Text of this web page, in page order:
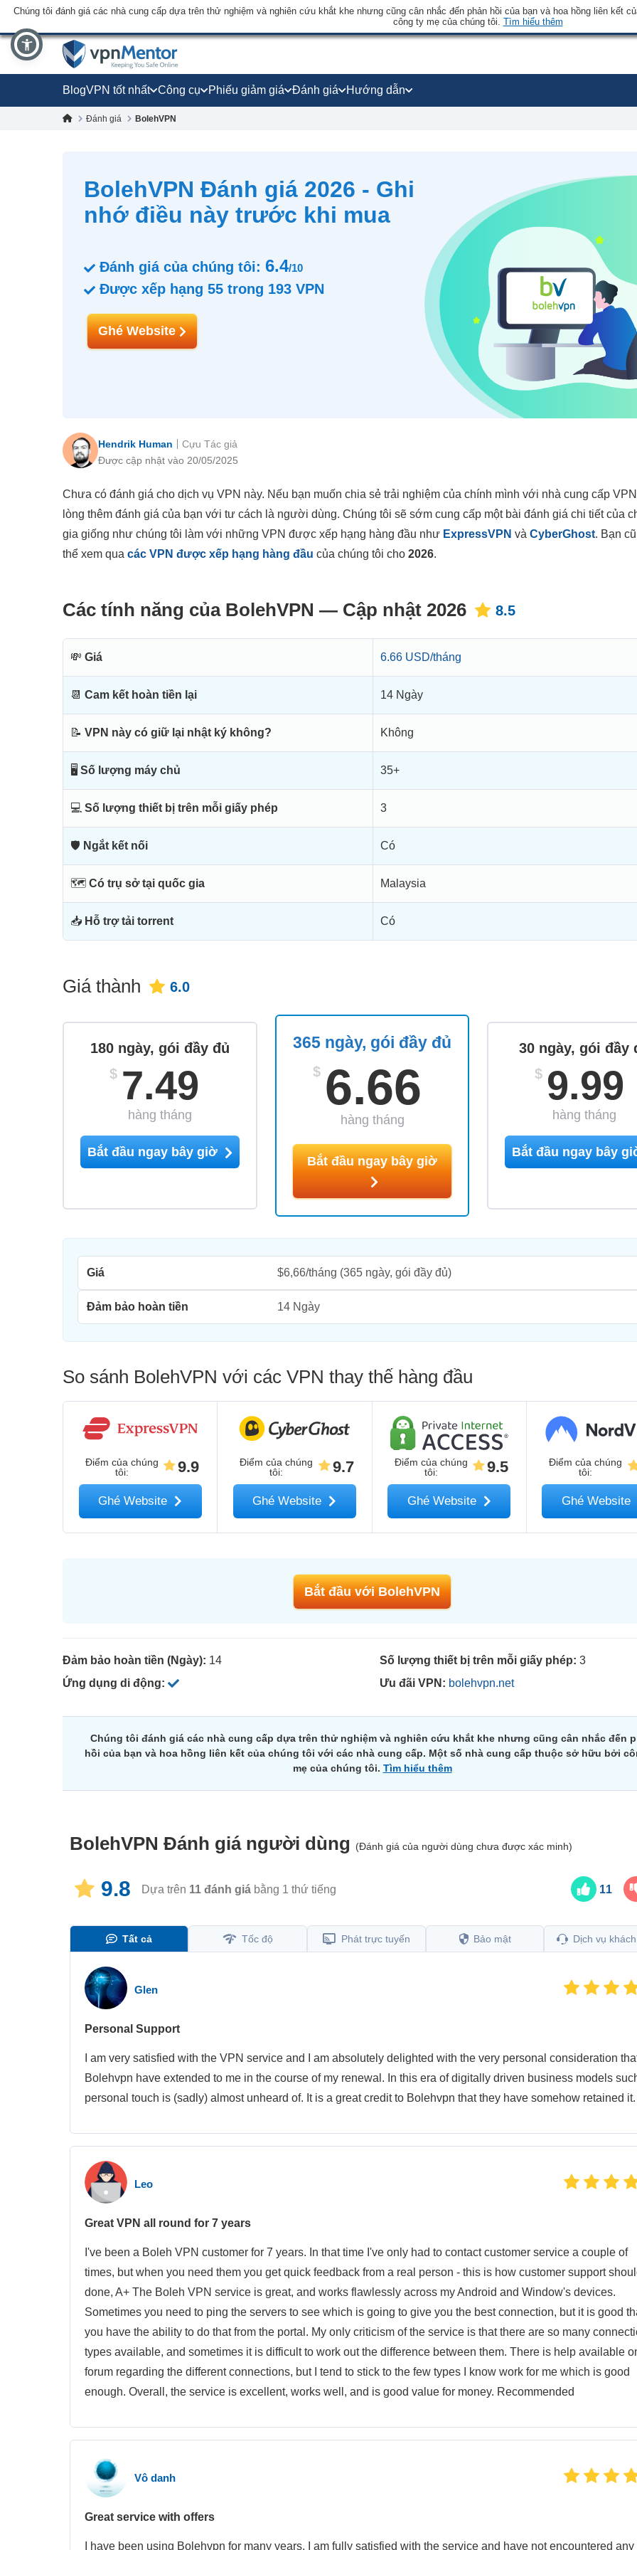
Chúng tôi đánh giá các nhà cung cấp dựa trên thử nghiệm và nghiên cứu khắt khe nhưng cũng cân nhắc đến phản hồi của bạn và hoa hồng liên
công ty mẹ của chúng tôi. Tìm hiểu thêm
BlogVPN tốt nhất Công cụ Phiếu giảm giá Đánh giá Hướng dẫn
Đánh giá BolehVPN
BolehVPN Đánh giá 2026 - Ghi
nhớ điều này trước khi mua
Đánh giá của chúng tôi: 6.4/10
Được xếp hạng 55 trong 193 VPN
Ghé Website
Hendrik Human
Được cập nhật vào 20/05/2025
Cựu Tác giả
Chưa có đánh giá cho dịch vụ VPN này. Nếu bạn muốn chia sẻ trải nghiệm của chính mình với nhà cung cấp
lòng thêm đánh giá của bạn với tư cách là người dùng. Chúng tôi sẽ sớm cung cấp một bài đánh giá chi tiết của
gia giống như chúng tôi làm với những VPN được xếp hạng hàng đầu như ExpressVPN và CyberGhost. Bạn
thể xem qua các VPN được xếp hạng hàng đầu của chúng tôi cho 2026.
Các tính năng của BolehVPN — Cập nhật 2026 8.5
💸 Giá 6.66 USD/tháng
📆 Cam kết hoàn tiền lại 14 Ngày
📝 VPN này có giữ lại nhật ký không? Không
🖥 Số lượng máy chủ 35+
💻 Số lượng thiết bị trên mỗi giấy phép 3
🛡 Ngắt kết nối Có
🗺 Có trụ sở tại quốc gia Malaysia
📥 Hỗ trợ tải torrent Có
Giá thành 6.0
365 ngày, gói đầy đủ
$ 6.66
hàng tháng
Bắt đầu ngay bây giờ
180 ngày, gói đầy đủ
$ 7.49
hàng tháng
Bắt đầu ngay bây giờ
30 ngày, gói đầy
$ 9.99
hàng tháng
Bắt đầu ngay bây
Giá $6,66/tháng (365 ngày, gói đầy đủ)
Đảm bảo hoàn tiền 14 Ngày
So sánh BolehVPN với các VPN thay thế hàng đầu
Điểm của chúng
tôi: 9.9
Ghé Website
Điểm của chúng
tôi: 9.7
Ghé Website
Điểm của chúng
tôi: 9.5
Ghé Website
Điểm của chúng
tôi:
Ghé Website
Bắt đầu với BolehVPN
Đảm bảo hoàn tiền (Ngày): 14
Ứng dụng di động:
Số lượng thiết bị trên mỗi giấy phép: 3
Ưu đãi VPN: bolehvpn.net
Chúng tôi đánh giá các nhà cung cấp dựa trên thử nghiệm và nghiên cứu khắt khe nhưng cũng cân nhắc đến
hồi của bạn và hoa hồng liên kết của chúng tôi với các nhà cung cấp. Một số nhà cung cấp thuộc sở hữu bởi
mẹ của chúng tôi. Tìm hiểu thêm
BolehVPN Đánh giá người dùng (Đánh giá của người dùng chưa được xác minh)
9.8 Dựa trên 11 đánh giá bằng 1 thứ tiếng 11
Tất cả Tốc độ Phát trực tuyến Bảo mật Dịch vụ
Glen
Personal Support
I am very satisfied with the VPN service and I am absolutely delighted with the very personal consideration
Bolehvpn have extended to me in the course of my renewal. In this era of digitally driven business models
personal touch is (sadly) almost unheard of. It is a great credit to Bolehvpn that they have somehow retained it.
Leo
Great VPN all round for 7 years
I've been a Boleh VPN customer for 7 years. In that time I've only had to contact customer service a couple of
times, but when you need them you get quick feedback from a real person - this is how customer support
done, A+ The Boleh VPN service is great, and works flawlessly across my Android and Window's devices.
Sometimes you need to ping the servers to see which is going to give you the best connection, but it is good
you have the ability to do that from the portal. My only criticism of the service is that there are so many
types available, and sometimes it is difficult to work out the difference between them. There is help available
forum regarding the different connections, but I tend to stick to the few types I know work for me which is good
enough. Overall, the service is excellent, works well, and is good value for money. Recommended
Vô danh
Great service with offers
I have been using Bolehvpn for many years. I am fully satisfied with the service and have not encountered any